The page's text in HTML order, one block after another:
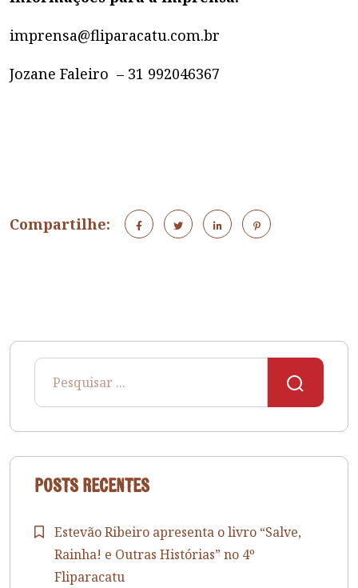
imprensa@fliparacatu.com.br
Jozane Faleiro – 31 992046367
Compartilhe:
Posts recentes
Estevão Ribeiro apresenta o livro “Salve,
Rainha! e Outras Histórias” no 4º
Fliparacatu